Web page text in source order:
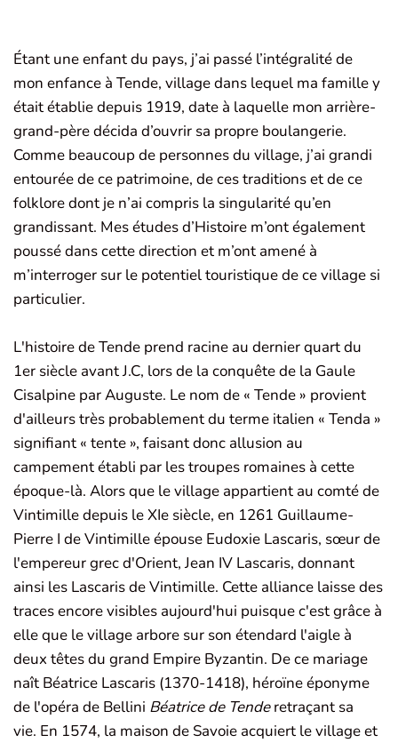
Étant une enfant du pays, j’ai passé l’intégralité de
mon enfance à Tende, village dans lequel ma famille y
était établie depuis 1919, date à laquelle mon arrière-
grand-père décida d’ouvrir sa propre boulangerie.
Comme beaucoup de personnes du village, j’ai grandi
entourée de ce patrimoine, de ces traditions et de ce
folklore dont je n’ai compris la singularité qu’en
grandissant. Mes études d’Histoire m’ont également
poussé dans cette direction et m’ont amené à
m’interroger sur le potentiel touristique de ce village si
particulier.
L'histoire de Tende prend racine au dernier quart du
1er siècle avant J.C, lors de la conquête de la Gaule
Cisalpine par Auguste. Le nom de « Tende » provient
d'ailleurs très probablement du terme italien « Tenda »
signifiant « tente », faisant donc allusion au
campement établi par les troupes romaines à cette
époque-là. Alors que le village appartient au comté de
Vintimille depuis le XIe siècle, en 1261 Guillaume-
Pierre I de Vintimille épouse Eudoxie Lascaris, sœur de
l'empereur grec d'Orient, Jean IV Lascaris, donnant
ainsi les Lascaris de Vintimille. Cette alliance laisse des
traces encore visibles aujourd'hui puisque c'est grâce à
elle que le village arbore sur son étendard l'aigle à
deux têtes du grand Empire Byzantin. De ce mariage
naît Béatrice Lascaris (1370-1418), héroïne éponyme
de l'opéra de Bellini Béatrice de Tenderetraçant sa
vie. En 1574, la maison de Savoie acquiert le village et